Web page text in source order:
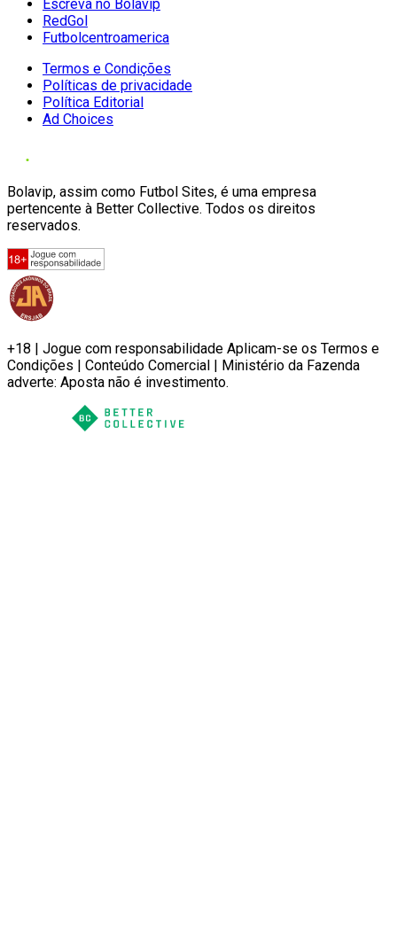
Escreva no Bolavip
RedGol
Futbolcentroamerica
Termos e Condições
Políticas de privacidade
Política Editorial
Ad Choices
Bolavip, assim como Futbol Sites, é uma empresa
pertencente à Better Collective. Todos os direitos
reservados.
+18 | Jogue com responsabilidade Aplicam-se os Termos e
Condições | Conteúdo Comercial | Ministério da Fazenda
adverte: Aposta não é investimento.